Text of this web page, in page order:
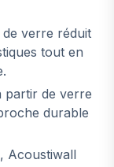
de verre réduit
tout en
partir de verre
durable
Acoustiwall